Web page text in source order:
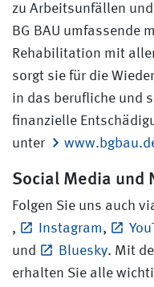
zu Arbeitsunfällen
BG BAU umfassende
Rehabilitation mit
sorgt sie für die
in das berufliche und
finanzielle
unter
Social Media und
Folgen Sie uns auch
,
Instagram,
und
Bluesky. Mit
erhalten Sie alle